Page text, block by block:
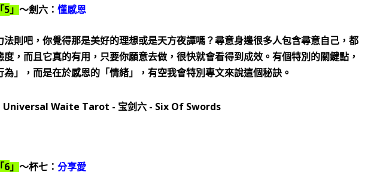
5 」～劍六：懂感恩
法則吧，你覺得那是美好的理想或是天方夜譚嗎？尋意身邊很多人包含尋意自己，都
度，而且它真的有用，只要你願意去做，很快就會看得到成效。有個特別的關鍵點，
為」，而是在於感恩的「情緒」，有空我會特別專文來說這個秘訣。
6 」～杯七：分享愛